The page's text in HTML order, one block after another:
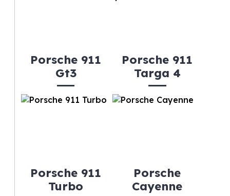
Porsche 911
Gt3
Porsche 911
Targa 4
Porsche 911
Turbo
Porsche
Cayenne